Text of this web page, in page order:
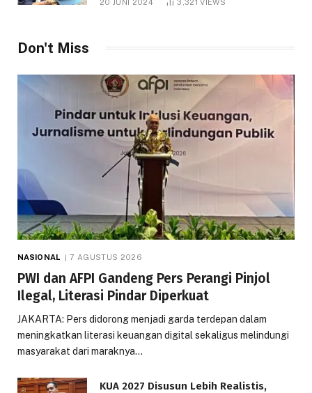
20 JUNI 2024 3,321VIEWS
Don't Miss
NASIONAL 7 AGUSTUS 2026
PWI dan AFPI Gandeng Pers Perangi Pinjol
Ilegal, Literasi Pindar Diperkuat
JAKARTA: Pers didorong menjadi garda terdepan dalam
meningkatkan literasi keuangan digital sekaligus melindungi
masyarakat dari maraknya…
KUA 2027 Disusun Lebih Realistis,